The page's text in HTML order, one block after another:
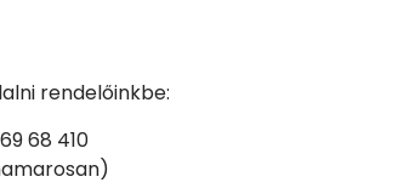
rendelőinkbe:
68 410